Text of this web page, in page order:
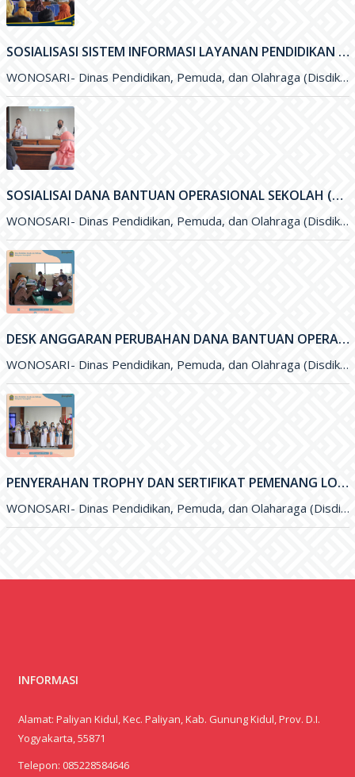
SOSIALISASI SISTEM INFORMASI LAYANAN PENDIDIKAN (SILANDIK) TAHUN 2021
WONOSARI- Dinas Pendidikan, Pemuda, dan Olahraga (Disdikpora) Kabupaten Gunungkidul bersama Badan Perencanaan Pembangunan Daerah (Bappeda) Kabupaten Gunungkidul menyelenggarakan kegiatan Sosialisasi
SOSIALISAI DANA BANTUAN OPERASIONAL SEKOLAH (BOS) KINERJA TAHUN 2021
WONOSARI- Dinas Pendidikan, Pemuda, dan Olahraga (Disdikpora) Kabupaten Gunungkidul melalui Subbagian Perencanaan menyelengarakan kegiatan Sosialisai Dana Bantuan Operasional Sekolah (BOS
DESK ANGGARAN PERUBAHAN DANA BANTUAN OPERASIONAL SEKOLAH (BOS) 2021
WONOSARI- Dinas Pendidikan, Pemuda, dan Olahraga (Disdikpora) Kabupaten Gunungkidul menyelenggarakan kegiatan Desk Anggaran Perubahan Dana Bantuan Operasional Sekolah&nbsp; (BOS
PENYERAHAN TROPHY DAN SERTIFIKAT PEMENANG LOMBA OLIMPIADE SAINS NASIONAL (OSN) DAN FESTIVAL LOMBA SENI NASIONAL (FLSSN) JENJANG SMP TINGKAT KABUPATEN
WONOSARI- Dinas Pendidikan, Pemuda, dan Olaharaga (Disdikpora) Kabupaten Gunungkidul melalui Bidang Sekolah Menegah Pertama (SMP) melaksanakan kegiatan penyerahan Trophy dan
INFORMASI
Alamat: Paliyan Kidul, Kec. Paliyan, Kab. Gunung Kidul, Prov. D.I.
Yogyakarta, 55871
Telepon: 085228584646